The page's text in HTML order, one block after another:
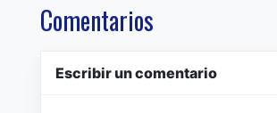
Comentarios
Escribir un comentario